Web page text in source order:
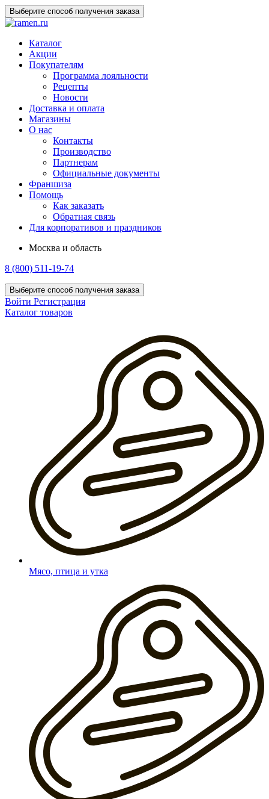
Выберите способ получения заказа
Каталог
Акции
Покупателям
Программа лояльности
Рецепты
Новости
Доставка и оплата
Магазины
О нас
Контакты
Производство
Партнерам
Официальные документы
Франшиза
Помощь
Как заказать
Обратная связь
Для корпоративов и праздников
Москва и область
8 (800) 511-19-74
Выберите способ получения заказа
Войти Регистрация
Каталог товаров
Мясо, птица и утка